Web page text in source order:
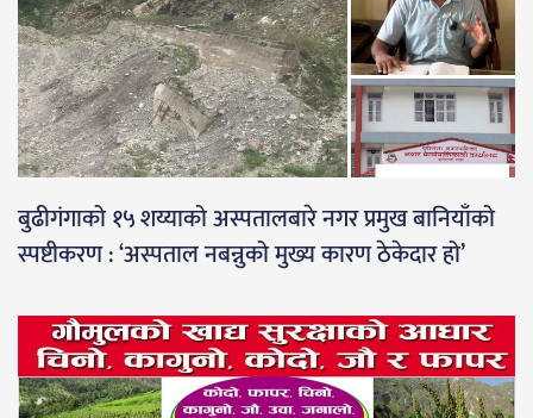
बुढीगंगाको १५ शय्याको अस्पतालबारे नगर प्रमुख बानियाँको
स्पष्टीकरण : ‘अस्पताल नबन्नुको मुख्य कारण ठेकेदार हो’